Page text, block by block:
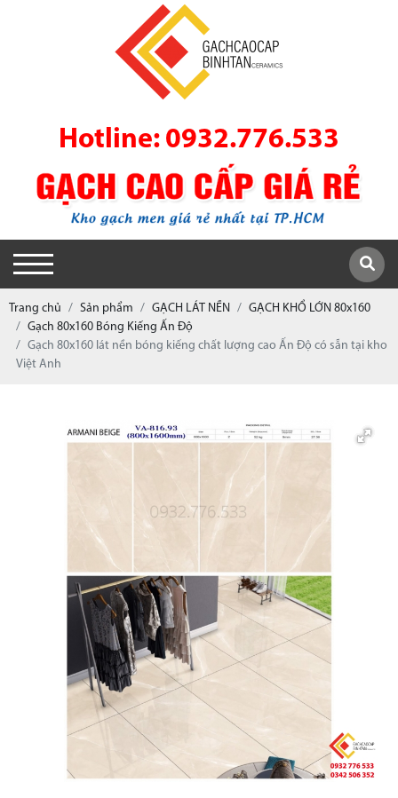
Hotline: 0932.776.533
Trang chủ Sản phẩm GẠCH LÁT NỀN
GẠCH KHỔ LỚN 80x160
Gạch 80x160 Bóng Kiếng Ấn Độ
Gạch 80x160 lát nền bóng kiếng chất lượng cao Ấn Độ có sẵn tại kho
Việt Anh